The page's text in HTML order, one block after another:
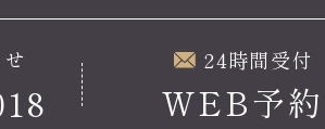
24時間受付
WEB予約